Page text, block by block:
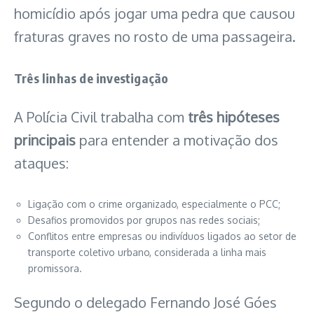
homicídio após jogar uma pedra que causou
fraturas graves no rosto de uma passageira.
Três linhas de investigação
A Polícia Civil trabalha com três hipóteses
principais para entender a motivação dos
ataques:
Ligação com o crime organizado, especialmente o PCC;
Desafios promovidos por grupos nas redes sociais;
Conflitos entre empresas ou indivíduos ligados ao setor de
transporte coletivo urbano, considerada a linha mais
promissora.
Segundo o delegado Fernando José Góes